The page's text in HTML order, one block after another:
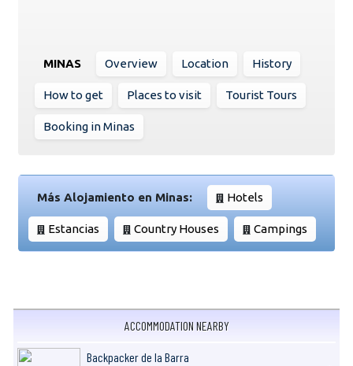
MINAS Overview Location History
How to get Places to visit Tourist Tours
Booking in Minas
Más Alojamiento en Minas: Hotels
Estancias Country Houses Campings
ACCOMMODATION NEARBY
Backpacker de la Barra